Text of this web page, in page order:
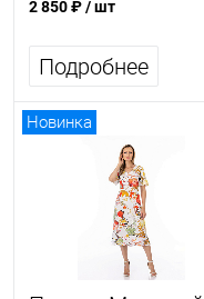
2 850 ₽/ шт
Подробнее
Новинка